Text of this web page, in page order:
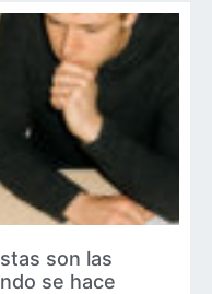
son las
se hace